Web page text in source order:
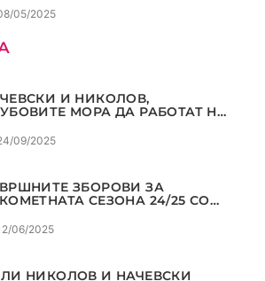
05/2025
И НИКОЛОВ,
МОРА ДА РАБОТАТ НА
ПАСИВНА
09/2025
ЗБОРОВИ ЗА
СЕЗОНА 24/25 СО
06/2025
НИКОЛОВ И НАЧЕВСКИ